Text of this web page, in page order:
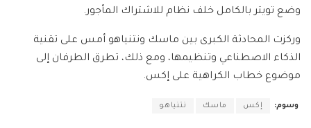
وضع تويتر بالكامل خلف نظام للاشتراك المأجور.
وركزت المحادثة الكبرى بين ماسك ونتنياهو أمس على تقنية
الذكاء الاصطناعي وتنظيمها، ومع ذلك، تطرق الطرفان إلى
موضوع خطاب الكراهية على إكس.
وسوم: إكس ماسك نتنياهو